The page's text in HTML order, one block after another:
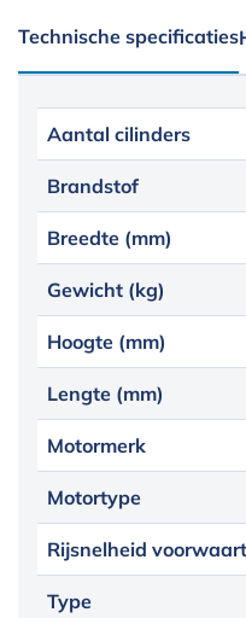
Technische specificaties
Aantal cilinders
Brandstof
Breedte (mm)
Gewicht (kg)
Hoogte (mm)
Lengte (mm)
Motormerk
Motortype
Rijsnelheid
Type